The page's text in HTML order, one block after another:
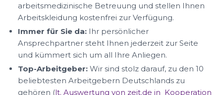
arbeitsmedizinische Betreuung und stellen Ihnen
Arbeitskleidung kostenfrei zur Verfügung.
Immer für Sie da: Ihr persönlicher
Ansprechpartner steht Ihnen jederzeit zur Seite
und kümmert sich um all Ihre Anliegen.
Top-Arbeitgeber: Wir sind stolz darauf, zu den 10
beliebtesten Arbeitgebern Deutschlands zu
gehören (lt. Auswertung von zeit.de in Kooperation